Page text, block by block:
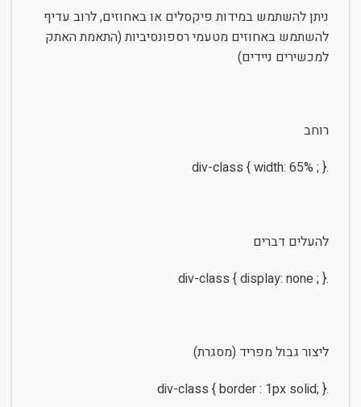
ניתן להשתמש במידות פיקסלים או באחוזים, לרוב עדיף
להשתמש באחוזים מטעמי רספונסיביות (התאמת האתק
למכשירים ניידים)
רוחב
.div-class { width: 65% ; }
להעלים דברים
.div-class { display: none ; }
ליצור גבול מפריד (מסגרת)
.div-class { border : 1px solid; }